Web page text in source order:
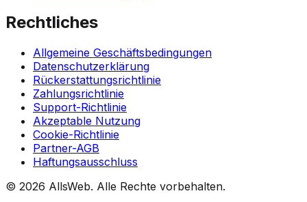
Rechtliches
Allgemeine Geschäftsbedingungen
Datenschutzerklärung
Rückerstattungsrichtlinie
Zahlungsrichtlinie
Support-Richtlinie
Akzeptable Nutzung
Cookie-Richtlinie
Partner-AGB
Haftungsausschluss
© 2026 AllsWeb. Alle Rechte vorbehalten.